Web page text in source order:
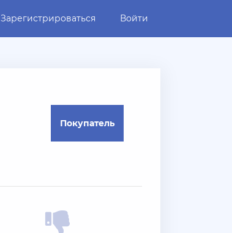
Зарегистрироваться Войти
Покупатель